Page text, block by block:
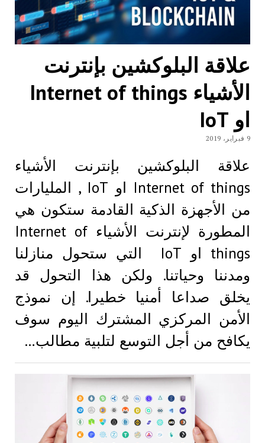
علاقة البلوكشين بإنترنت
الأشياء Internet of things
او IoT
9 فبراير، 2019
علاقة البلوكشين بإنترنت الأشياء
Internet of things او IoT , المليارات
من الأجهزة الذكية القادمة ستكون هي
المطورة لإنترنت الأشياء Internet of
things او IoT التي ستحول منازلنا
ومدننا وحياتنا. ولكن هذا التحول قد
يخلق صداعا أمنيا خطيرا. إن نموذج
الأمن المركزي المشترك اليوم سوف
يكافح من أجل التوسع لتلبية مطالب…